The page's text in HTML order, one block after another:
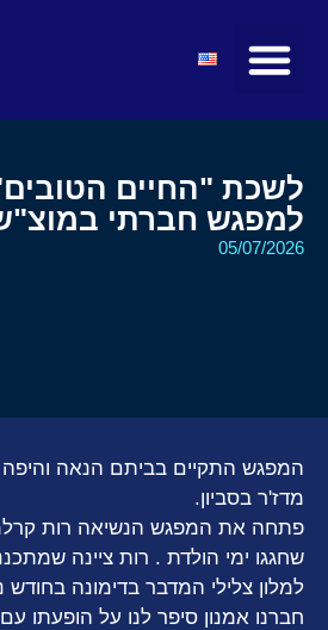
לשכת "החיים
למפגש חברתי במוצ"ש
05/07/2026
המפגש התקיים בביתם הנאה והיפה
מדז'ר בסביון.
פתחה את המפגש הנשיאה רות
שחגגו ימי הולדת . רות ציינה
למלון צלילי המדבר בדימונה בחודש
חברנו אמנון סיפר לנו על הופעתו